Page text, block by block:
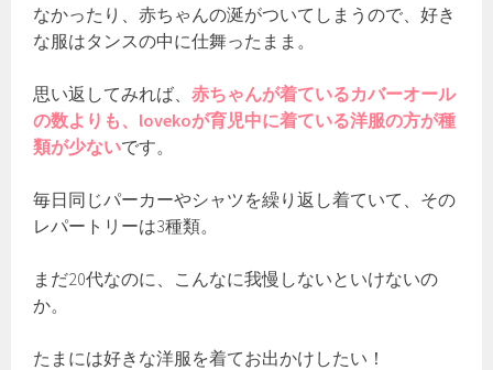
なかったり、赤ちゃんの涎がついてしまうので、好き
な服はタンスの中に仕舞ったまま。
思い返してみれば、赤ちゃんが着ているカバーオール
の数よりも、lovekoが育児中に着ている洋服の方が種
類が少ないです。
毎日同じパーカーやシャツを繰り返し着ていて、その
レパートリーは3種類。
まだ20代なのに、こんなに我慢しないといけないの
か。
たまには好きな洋服を着てお出かけしたい！